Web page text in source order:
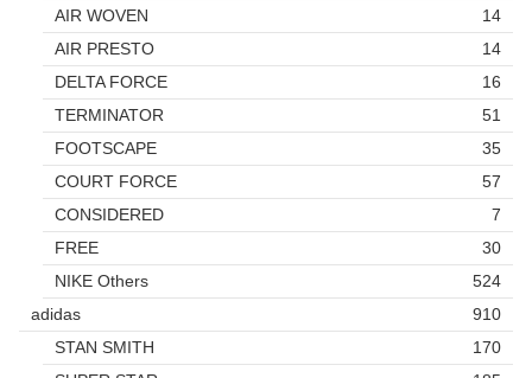
AIR WOVEN
14
AIR PRESTO
14
DELTA FORCE
16
TERMINATOR
51
FOOTSCAPE
35
COURT FORCE
57
CONSIDERED
7
FREE
30
NIKE Others
524
adidas
910
STAN SMITH
170